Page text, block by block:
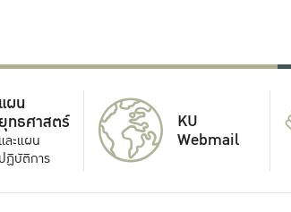
แผน
ทธศาสตร์
และแผน
ปฏิบัติการ
KU
Webmail